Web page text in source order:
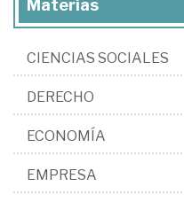
Materias
CIENCIAS SOCIALES
DERECHO
ECONOMÍA
EMPRESA